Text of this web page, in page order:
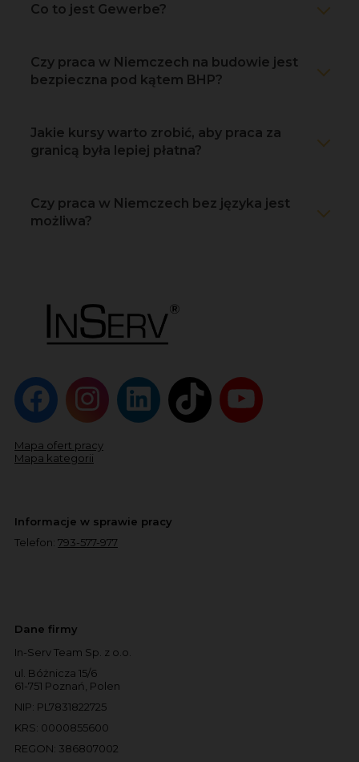
Co to jest Gewerbe?
Czy praca w Niemczech na budowie jest
bezpieczna pod kątem BHP?
Jakie kursy warto zrobić, aby praca za
granicą była lepiej płatna?
Czy praca w Niemczech bez języka jest
możliwa?
Mapa ofert pracy
Mapa kategorii
Informacje w sprawie pracy
Telefon: 793-577-977
Dane firmy
In-Serv Team Sp. z o.o.
ul. Bóżnicza 15/6
61-751 Poznań, Polen
NIP: PL7831822725
KRS: 0000855600
REGON: 386807002